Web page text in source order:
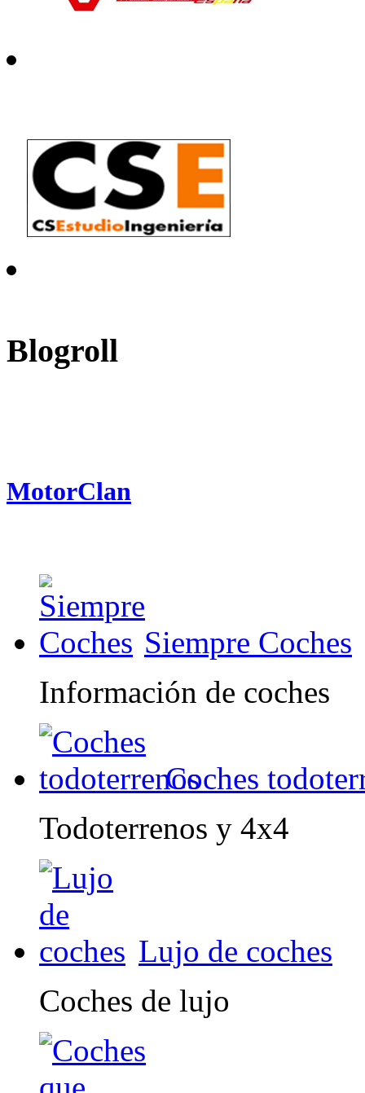
Blogroll
MotorClan
Siempre Coches
Información de coches
Coches
Todoterrenos y 4x4
Lujo de coches
Coches de lujo